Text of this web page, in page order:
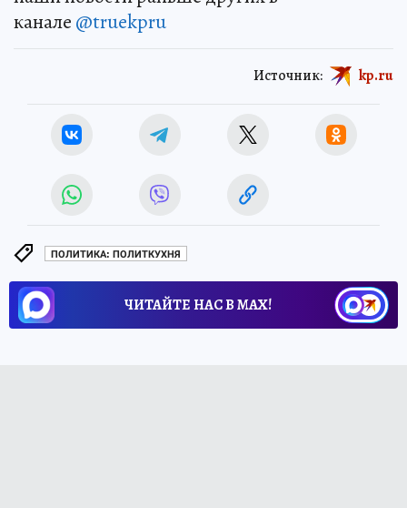
канале @truekpru
Источник: kp.ru
ПОЛИТИКА: ПОЛИТКУХНЯ
ЧИТАЙТЕ НАС В МАХ!